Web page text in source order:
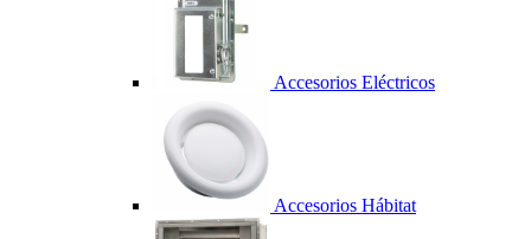
Accesorios Eléctricos
Accesorios Hábitat